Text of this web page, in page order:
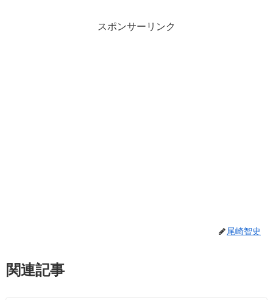
スポンサーリンク
尾崎智史
関連記事